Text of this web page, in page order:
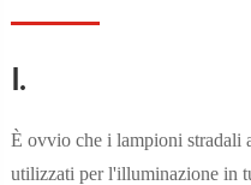
Ⅰ.
È ovvio che i lampioni stradali
utilizzati per l'illuminazione in